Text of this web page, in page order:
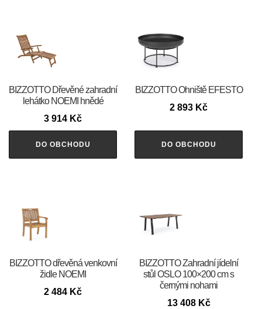
BIZZOTTO Dřevěné zahradní
lehátko NOEMI hnědé
3 914 Kč
DO OBCHODU
BIZZOTTO Ohniště EFESTO
2 893 Kč
DO OBCHODU
BIZZOTTO dřevěná venkovní
židle NOEMI
2 484 Kč
BIZZOTTO Zahradní jídelní
stůl OSLO 100×200 cm s
černými nohami
13 408 Kč